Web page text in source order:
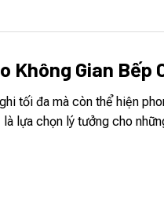
Không Gian Bếp
tối đa mà còn thể hiện
lựa chọn lý tưởng cho